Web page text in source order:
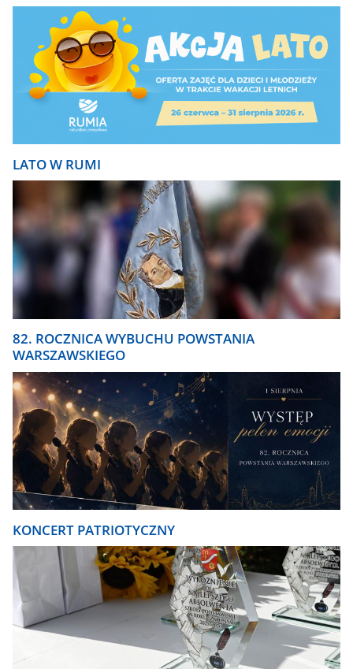
LATO W RUMI
82. ROCZNICA WYBUCHU POWSTANIA
WARSZAWSKIEGO
KONCERT PATRIOTYCZNY